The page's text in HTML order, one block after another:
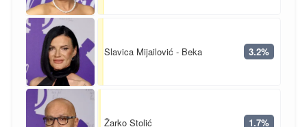
Slavica Mijailović - Beka 3.2%
Žarko Stolić 1.7%